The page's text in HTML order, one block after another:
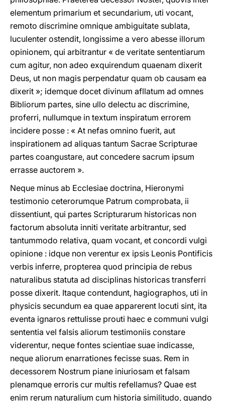
elementum primarium et secundarium, uti vocant,
remoto discrimine omnique ambiguitate sublata,
luculenter ostendit, longissime a vero abesse illorum
opinionem, qui arbitrantur « de veritate sententiarum
cum agitur, non adeo exquirendum quaenam dixerit
Deus, ut non magis perpendatur quam ob causam ea
dixerit »; idemque docet divinum afllatum ad omnes
Bibliorum partes, sine ullo delectu ac discrimine,
proferri, nullumque in textum inspiratum errorem
incidere posse : « At nefas omnino fuerit, aut
inspirationem ad aliquas tantum Sacrae Scripturae
partes coangustare, aut concedere sacrum ipsum
errasse auctorem ».
Neque minus ab Ecclesiae doctrina, Hieronymi
testimonio ceterorumque Patrum comprobata, ii
dissentiunt, qui partes Scripturarum historicas non
factorum absoluta inniti veritate arbitrantur, sed
tantummodo relativa, quam vocant, et concordi vulgi
opinione : idque non verentur ex ipsis Leonis Pontificis
verbis inferre, propterea quod principia de rebus
naturalibus statuta ad disciplinas historicas transferri
posse dixerit. Itaque contendunt, hagiographos, uti in
physicis secundum ea quae apparerent locuti sint, ita
eventa ignaros rettulisse prouti haec e communi vulgi
sententia vel falsis aliorum testimoniis constare
viderentur, neque fontes scientiae suae indicasse,
neque aliorum enarrationes fecisse suas. Rem in
decessorem Nostrum piane iniuriosam et falsam
plenamque erroris cur multis refellamus? Quae est
enim rerum naturalium cum historia similitudo, quando